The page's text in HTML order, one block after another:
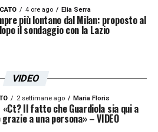
4 ore ago Elia Serra
più lontano dal Milan: proposto al
il sondaggio con la Lazio
VIDEO
2 settimane ago Maria Floris
Il fatto che Guardiola sia qui a
a una persona» – VIDEO